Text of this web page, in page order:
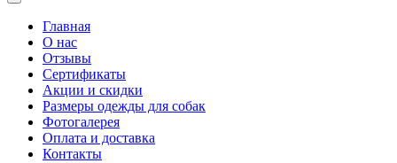
Главная
О нас
Отзывы
Сертификаты
Акции и скидки
Размеры одежды для собак
Фотогалерея
Оплата и доставка
Контакты